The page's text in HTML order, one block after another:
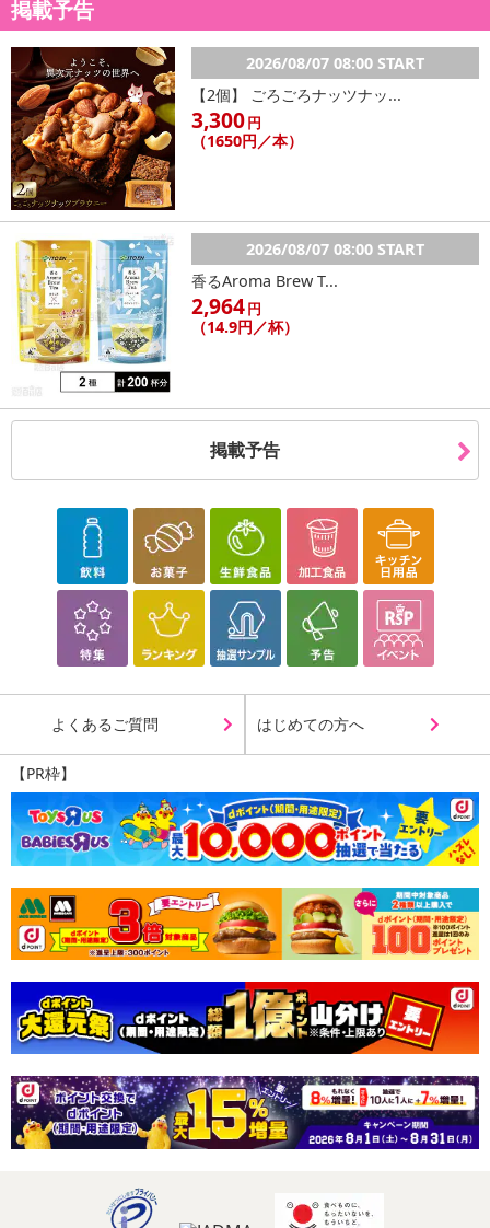
掲載予告
2026/08/07 08:00 START
【2個】 ごろごろナッツナッ...
3,300円
（1650円／本）
2026/08/07 08:00 START
香るAroma Brew T...
2,964円
（14.9円／杯）
掲載予告
よくあるご質問 はじめての方へ
【PR枠】